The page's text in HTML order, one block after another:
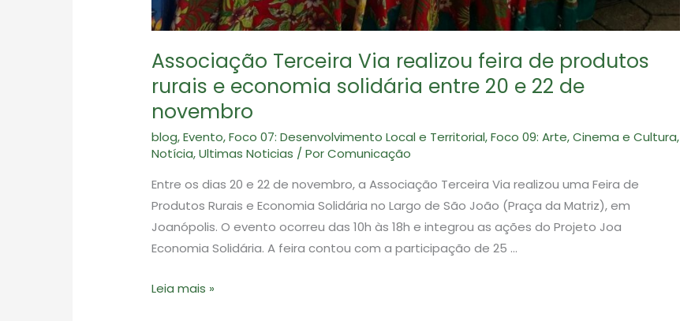
Associação Terceira Via realizou feira de produtos
rurais e economia solidária entre 20 e 22 de
novembro
blog,Evento,Foco 07: Desenvolvimento Local e Territorial,Foco 09: Arte, Cinema e Cultura,
Notícia,Ultimas Noticias / PorComunicação
Entre os dias 20 e 22 de novembro, a Associação Terceira Via realizou uma Feira de
Produtos Rurais e Economia Solidária no Largo de São João (Praça da Matriz), em
Joanópolis. O evento ocorreu das 10h às 18h e integrou as ações do Projeto Joa
Economia Solidária. A feira contou com a participação de 25 …
Associação
Leia mais »